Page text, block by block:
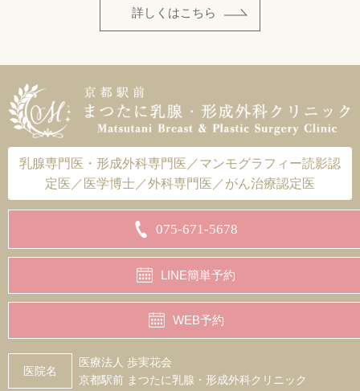
詳しくはこちら
乳腺専門医・形成外科専門医／マンモグラフィー読影認
定医／医学博士／外科専門医／がん治療認定医
075-671-5678
LINE簡単予約
WEB予約
医院名
医療法人 歩実花会
京都駅前 まつたに乳腺・形成外科クリニック